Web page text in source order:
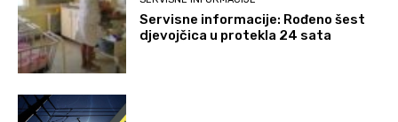
Servisne informacije: Rođeno šest
djevojčica u protekla 24 sata